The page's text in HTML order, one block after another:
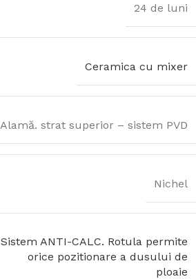
24 de luni
Ceramica cu mixer
Alamă. strat superior – sistem PVD
Nichel
Sistem ANTI-CALC. Rotula permite
orice pozitionare a dusului de
ploaie